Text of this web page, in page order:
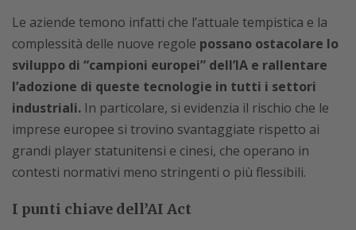
Le aziende temono infatti che l’attuale tempistica e la
complessità delle nuove regole possano ostacolare lo
sviluppo di “campioni europei” dell’IA e rallentare
l’adozione di queste tecnologie in tutti i settori
industriali. In particolare, si evidenzia il rischio che le
imprese europee si trovino svantaggiate rispetto ai
grandi player statunitensi e cinesi, che operano in
contesti normativi meno stringenti o più flessibili.
I punti chiave dell’AI Act